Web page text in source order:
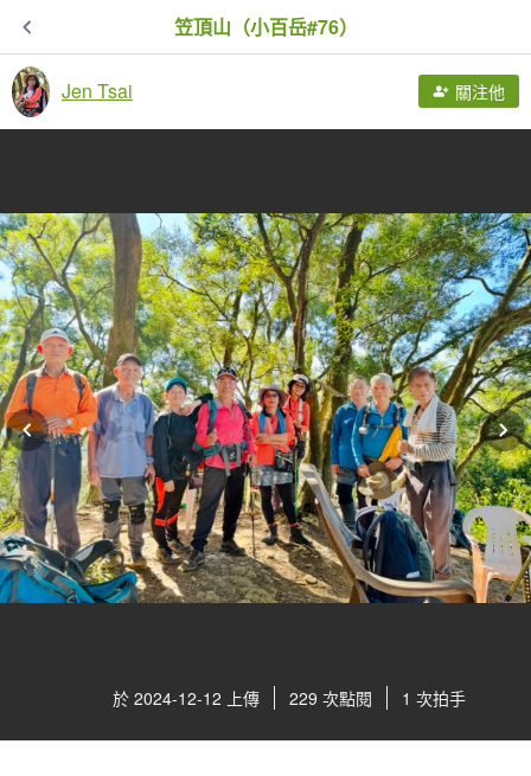
笠頂山（小百岳#76）
Jen Tsai 關注他
於 2024-12-12 上傳 229 次點閱 1 次拍手